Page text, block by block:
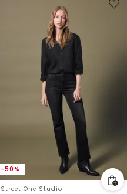
-50%
Street One Studio